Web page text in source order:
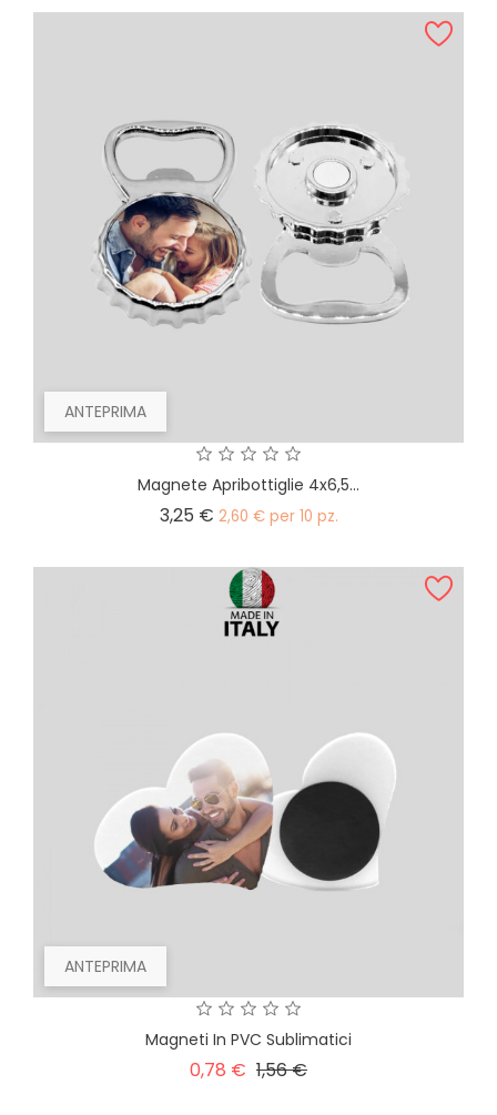
ANTEPRIMA
Magnete Apribottiglie 4x6,5...
3,25 € Prezzo
2,60 € per 10 pz.
ANTEPRIMA
Magneti In PVC Sublimatici
0,78 € Prezzo
1,56 €Prezzo